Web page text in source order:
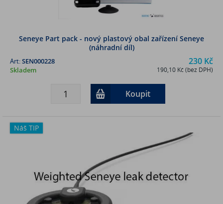
Seneye Part pack - nový plastový obal zařízení Seneye
(náhradní díl)
230 Kč
190,10 Kč (bez DPH)
Art:SEN000228
Skladem
Koupit
Náš TIP